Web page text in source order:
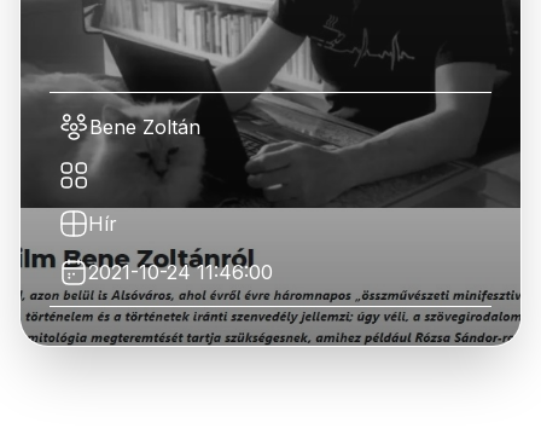
Bene Zoltán
Hír
2021-10-24 11:46:00